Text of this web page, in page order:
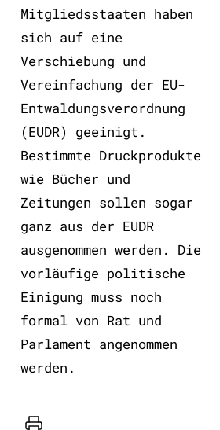
Mitgliedsstaaten haben
sich auf eine
Verschiebung und
Vereinfachung der EU-
Entwaldungsverordnung
(EUDR) geeinigt.
Bestimmte Druckprodukte
wie Bücher und
Zeitungen sollen sogar
ganz aus der EUDR
ausgenommen werden. Die
vorläufige politische
Einigung muss noch
formal von Rat und
Parlament angenommen
werden.